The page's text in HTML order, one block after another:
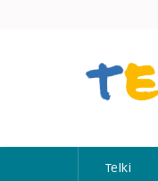
Telki